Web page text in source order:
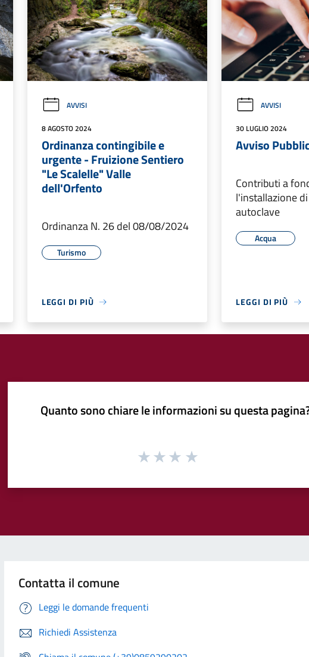
AVVISI
8 AGOSTO 2024
Ordinanza contingibile e
urgente - Fruizione Sentiero
"Le Scalelle" Valle
dell'Orfento
Ordinanza N. 26 del 08/08/2024
Turismo
LEGGI DI PIÙ
AVVISI
30 LUGLIO 2024
Avviso
Contributi a
l'installazione
autoclave
Acqua
LEGGI DI PIÙ
Quanto sono chiare le informazioni su questa
Contatta il comune
Leggi le domande frequenti
Richiedi Assistenza